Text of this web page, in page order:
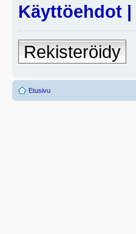
Käyttöehdot |
Rekisteröidy
Etusivu